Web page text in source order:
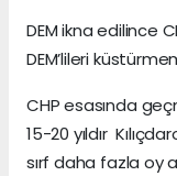
DEM ikna edilince
DEM’lileri
CHP esasında
15-20 yıldır
sırf daha fazla oy